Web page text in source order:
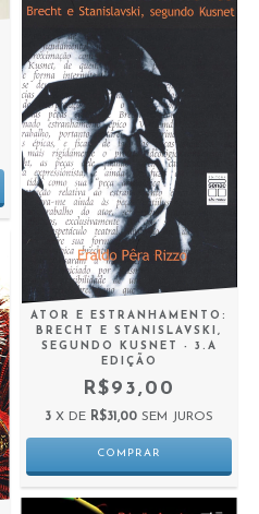
ATOR E ESTRANHAMENTO:
BRECHT E STANISLAVSKI,
SEGUNDO KUSNET - 3.A
EDIÇÃO
R$93,00
3 X DE R$31,00 SEM JUROS